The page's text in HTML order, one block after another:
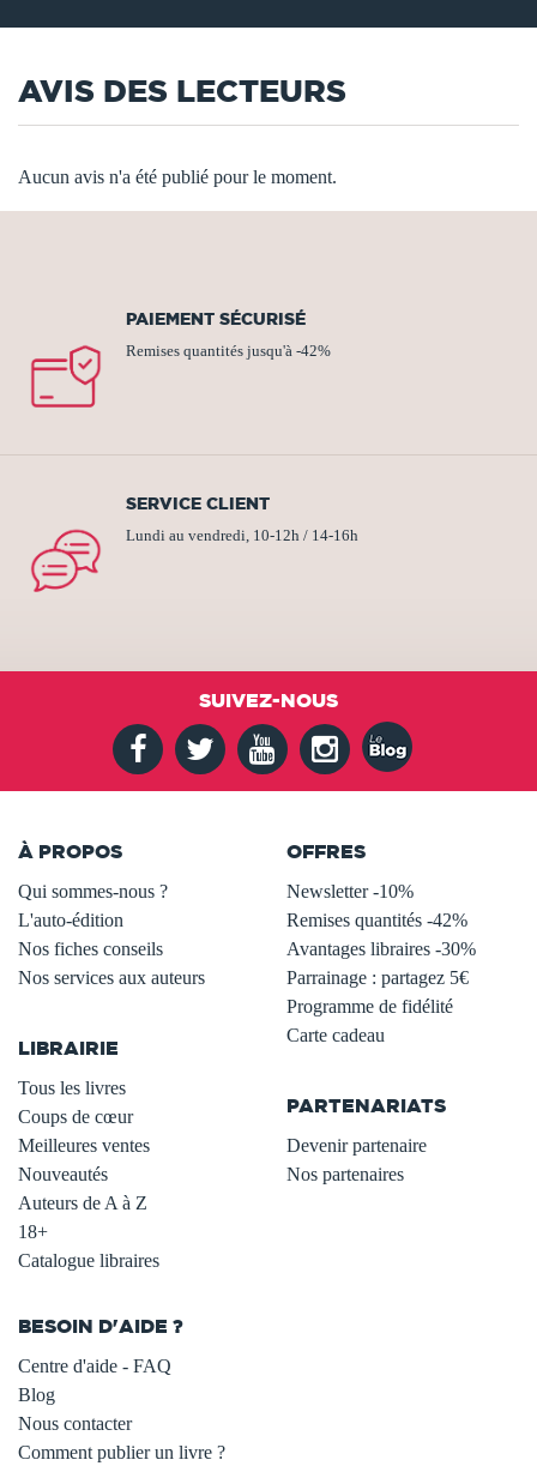
AVIS DES LECTEURS
Aucun avis n'a été publié pour le moment.
PAIEMENT SÉCURISÉ
Remises quantités jusqu'à -42%
SERVICE CLIENT
Lundi au vendredi, 10-12h / 14-16h
SUIVEZ-NOUS
À PROPOS
Qui sommes-nous ?
L'auto-édition
Nos fiches conseils
Nos services aux auteurs
LIBRAIRIE
Tous les livres
Coups de cœur
Meilleures ventes
Nouveautés
Auteurs de A à Z
18+
Catalogue libraires
OFFRES
Newsletter -10%
Remises quantités -42%
Avantages libraires -30%
Parrainage : partagez 5€
Programme de fidélité
Carte cadeau
PARTENARIATS
Devenir partenaire
Nos partenaires
BESOIN D'AIDE ?
Centre d'aide - FAQ
Blog
Nous contacter
Comment publier un livre ?